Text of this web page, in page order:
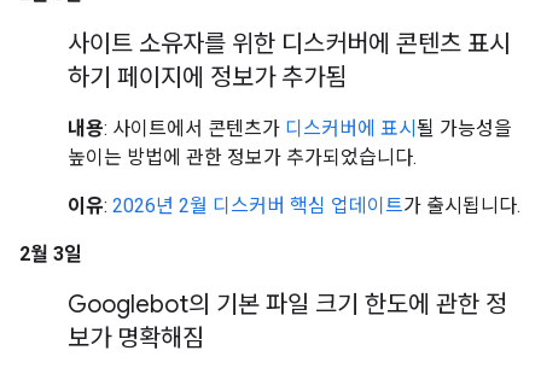
사이트 소유자를 위한 디스커버에 콘텐츠 표시
하기 페이지에 정보가 추가됨
내용: 사이트에서 콘텐츠가 디스커버에 표시 될 가능성을
높이는 방법에 관한 정보가 추가되었습니다.
이유: 2026년 2월 디스커버 핵심 업데이트가 출시됩니다.
2월 3일
Googlebot의 기본 파일 크기 한도에 관한 정
보가 명확해짐